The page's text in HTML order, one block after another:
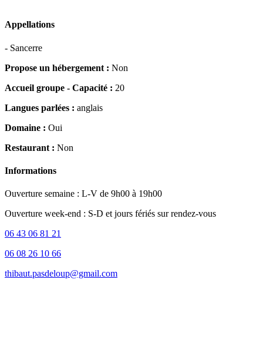
Appellations
- Sancerre
Propose un hébergement : Non
Accueil groupe - Capacité : 20
Langues parlées : anglais
Domaine : Oui
Restaurant : Non
Informations
Ouverture semaine : L-V de 9h00 à 19h00
Ouverture week-end : S-D et jours fériés sur rendez-vous
06 43 06 81 21
06 08 26 10 66
thibaut.pasdeloup@gmail.com